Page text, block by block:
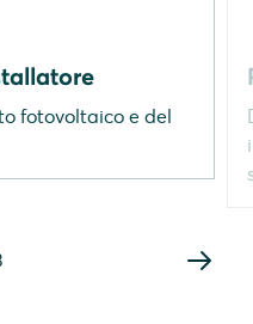
fotovoltaico e del